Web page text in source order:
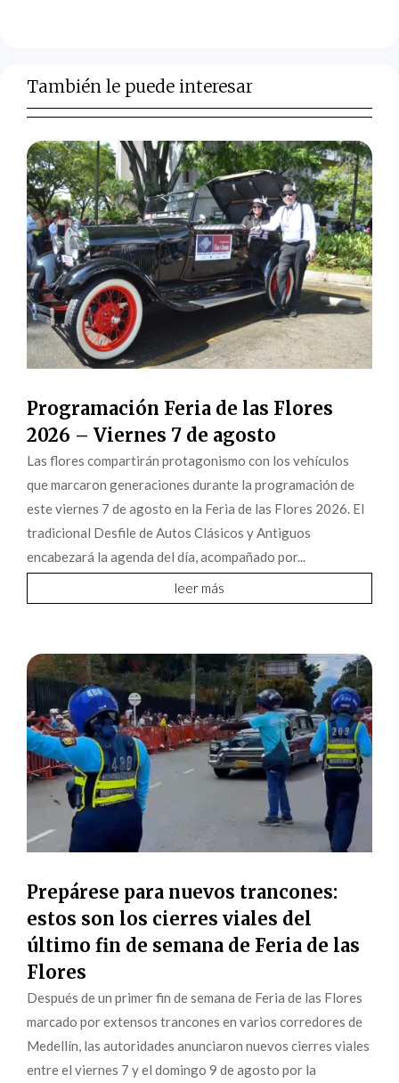
También le puede interesar
Programación Feria de las Flores
2026 – Viernes 7 de agosto
Las flores compartirán protagonismo con los vehículos
que marcaron generaciones durante la programación de
este viernes 7 de agosto en la Feria de las Flores 2026. El
tradicional Desfile de Autos Clásicos y Antiguos
encabezará la agenda del día, acompañado por...
leer más
Prepárese para nuevos trancones:
estos son los cierres viales del
último fin de semana de Feria de las
Flores
Después de un primer fin de semana de Feria de las Flores
marcado por extensos trancones en varios corredores de
Medellín, las autoridades anunciaron nuevos cierres viales
entre el viernes 7 y el domingo 9 de agosto por la